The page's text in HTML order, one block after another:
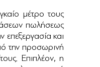
μέτρο τους
πωλήσεως
και
την προσωρινή
Επιπλέον, η